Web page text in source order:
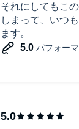
それにしてもこ
しまって、いつ
ます。